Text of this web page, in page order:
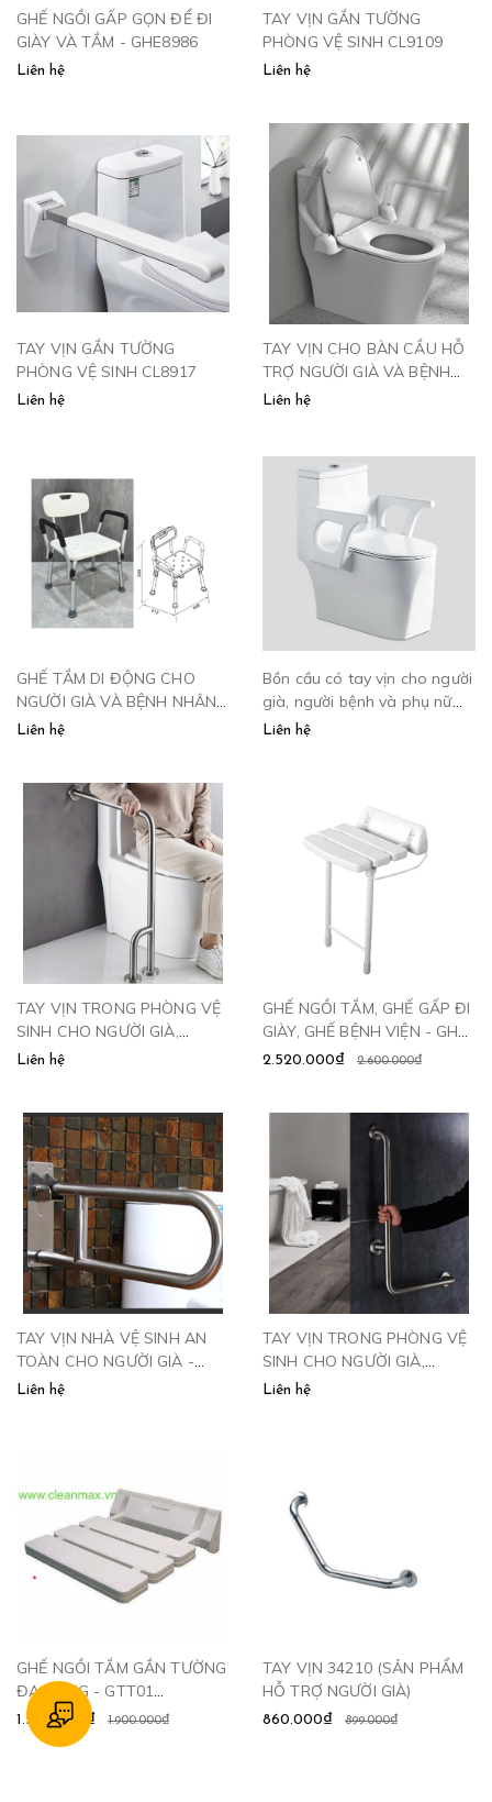
GHẾ NGỒI GẤP GỌN ĐỂ ĐI
GIÀY VÀ TẮM - GHE8986
Liên hệ
TAY VỊN GẮN TƯỜNG
PHÒNG VỆ SINH CL9109
Liên hệ
TAY VỊN GẮN TƯỜNG
PHÒNG VỆ SINH CL8917
Liên hệ
TAY VỊN CHO BÀN CẦU HỖ
TRỢ NGƯỜI GIÀ VÀ BỆNH
NHÂN CLM 88652
Liên hệ
GHẾ TẮM DI ĐỘNG CHO
NGƯỜI GIÀ VÀ BỆNH NHÂN
CLM8965
Liên hệ
Bồn cầu có tay vịn cho người
già, người bệnh và phụ nữ
mang thai - BTV699
Liên hệ
TAY VỊN TRONG PHÒNG VỆ
SINH CHO NGƯỜI GIÀ,
NGƯỜI BỆNH - TV880
Liên hệ
GHẾ NGỒI TẮM, GHẾ GẤP ĐI
GIÀY, GHẾ BỆNH VIỆN - GHE
2024 CLEANMAX
2.520.000₫ 2.600.000₫
TAY VỊN NHÀ VỆ SINH AN
TOÀN CHO NGƯỜI GIÀ -
TV680 CLEANMAX
Liên hệ
TAY VỊN TRONG PHÒNG VỆ
SINH CHO NGƯỜI GIÀ,
NGƯỜI BỆNH - TV780
Liên hệ
GHẾ NGỒI TẮM GẮN TƯỜNG
ĐA NĂNG - GTT01
CLEANMAX
1.560.000₫ 1.900.000₫
TAY VỊN 34210 (SẢN PHẨM
HỖ TRỢ NGƯỜI GIÀ)
860.000₫ 899.000₫